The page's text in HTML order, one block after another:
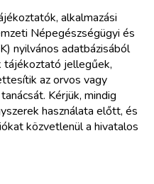
alkalmazási
Népegészségügyi és
nyilvános adatbázisából
tájékoztató jellegűek,
az orvos vagy
Kérjük, mindig
használata előtt, és
közvetlenül a hivatalos